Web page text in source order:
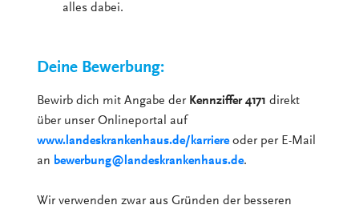
alles dabei.
Deine Bewerbung:
Bewirb dich mit Angabe der Kennziffer 4171 direkt
über unser Onlineportal auf
www.landeskrankenhaus.de/karriereoder per E-Mail
an bewerbung@landeskrankenhaus.de.
Wir verwenden zwar aus Gründen der besseren